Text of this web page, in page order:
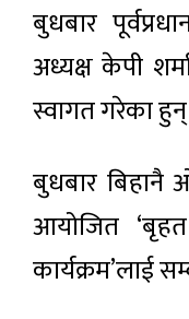
बुधबार
अध्यक्ष केपी
स्वागत गरेका
बुधबार बिहानै
आयोजित
कार्यक्रम’लाई